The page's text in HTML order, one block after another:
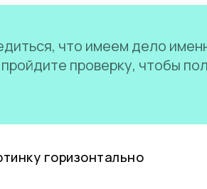
что имеем дело
проверку, чтобы
горизонтально